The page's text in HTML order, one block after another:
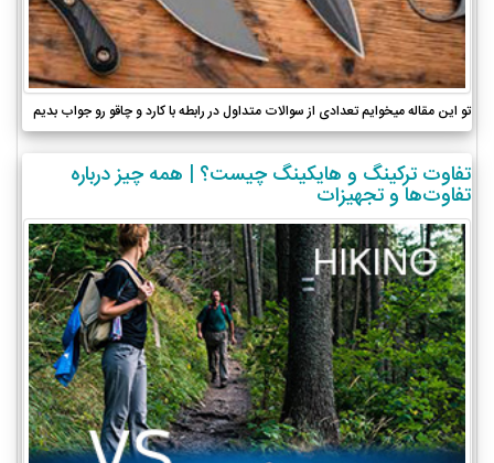
تو این مقاله میخوایم تعدادی از سوالات متداول در رابطه با کارد و چاقو رو جواب بدیم
تفاوت ترکینگ و هایکینگ چیست؟ | همه چیز درباره
تفاوت‌ها و تجهیزات